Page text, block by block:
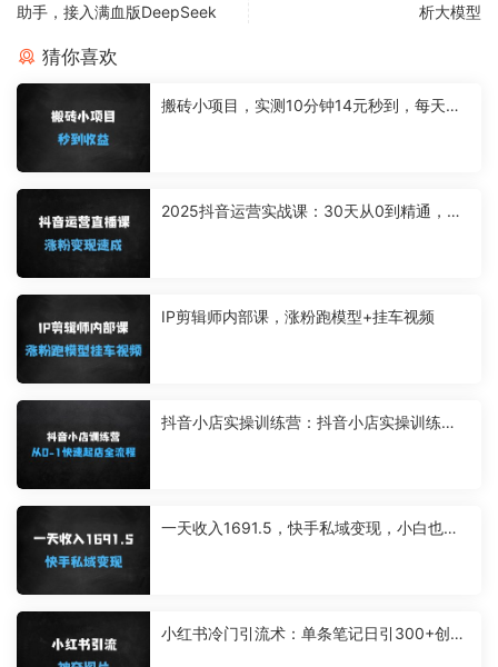
助手，接入满血版DeepSeek
析大模型
猜你喜欢
搬砖小项目，实测10分钟14元秒到，每天稳
2025抖音运营实战课：30天从0到精通，解
IP剪辑师内部课，涨粉跑模型+挂车视频
抖音小店实操训练营：抖音小店实操训练
一天收入1691.5，快手私域变现，小白也能
小红书冷门引流术：单条笔记日引300+创业